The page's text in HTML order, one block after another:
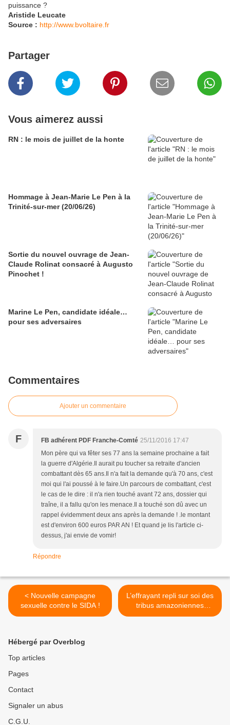
puissance ?
Aristide Leucate
Source : http://www.bvoltaire.fr
Partager
Vous aimerez aussi
RN : le mois de juillet de la honte
Hommage à Jean-Marie Le Pen à la
Trinité-sur-mer (20/06/26)
Sortie du nouvel ouvrage de Jean-
Claude Rolinat consacré à Augusto
Pinochet !
Marine Le Pen, candidate idéale…
pour ses adversaires
Commentaires
Ajouter un commentaire
F FB adhérent PDF Franche-Comté 25/11/2016 17:47
Mon père qui va fêter ses 77 ans la semaine prochaine a fait
la guerre d'Algérie.Il aurait pu toucher sa retraite d'ancien
combattant dès 65 ans.Il n'a fait la demande qu'à 70 ans, c'est
moi qui l'ai poussé à le faire.Un parcours de combattant, c'est
le cas de le dire : il n'a rien touché avant 72 ans, dossier qui
traîne, il a fallu qu'on les menace.Il a touché son dû avec un
rappel évidemment deux ans après la demande ! .le montant
est d'environ 600 euros PAR AN ! Et quand je lis l'article ci-
dessus, j'ai envie de vomir!
Répondre
< Nouvelle campagne
sexuelle contre le SIDA !
L’effrayant repli sur soi des
tribus amazoniennes
d’extrême-droite >
Hébergé par Overblog
Top articles
Pages
Contact
Signaler un abus
C.G.U.